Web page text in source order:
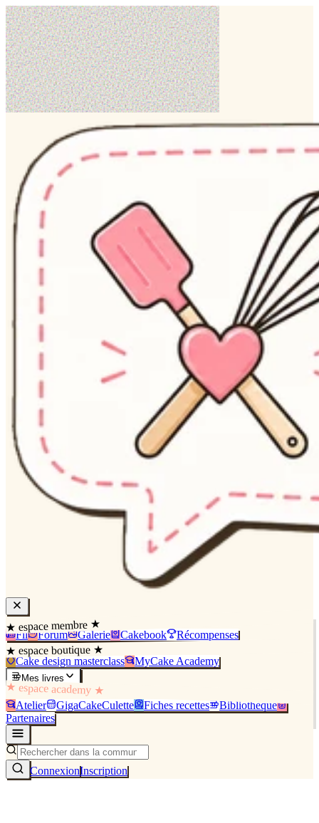
★ espace membre ★
Fil Forum Galerie Cakebook Récompenses
★ espace boutique ★
Cake design masterclass MyCake Academy
Mes livres
★ espace academy ★
Atelier GigaCakeCulette Fiches recettes
Bibliothèque
Partenaires
ConnexionInscription